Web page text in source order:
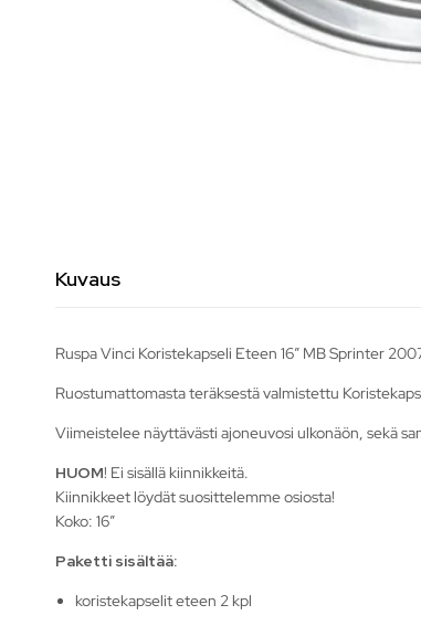
Kuvaus
Ruspa Vinci Koristekapseli Eteen 16″ MB Sprinter
Ruostumattomasta teräksestä valmistettu
Viimeistelee näyttävästi ajoneuvosi ulkonäön, sekä
HUOM! Ei sisällä kiinnikkeitä.
Kiinnikkeet löydät suosittelemme osiosta!
Koko: 16″
Paketti sisältää:
koristekapselit eteen 2 kpl